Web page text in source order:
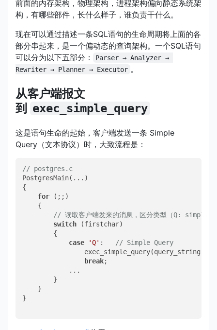
前面的内存架构，物理架构，进程架构偏向静态系统架
构，有哪些部件，长什么样子，谁负责干什么。
现在可以通过描述一条SQL语句的生命周期将上面的各
部分串起来，是一个偏动态的查询架构。一个SQL语句
可以分为以下五部分：
Parser → Analyzer →
Rewriter → Planner → Executor 。
从客户端报文
到
exec_simple_query
这是语句生命的起始，客户端发送一条 Simple
Query（文本协议）时，大致流程是：
// postgres.c
PostgresMain(...)
{
for (;;)
{
// 读取客户端发来的消息，区分类型（Q:
switch (firstchar)
{
case
'Q' : // Simple Query
exec_simple_query(query_string);
break;
...
}
}
}